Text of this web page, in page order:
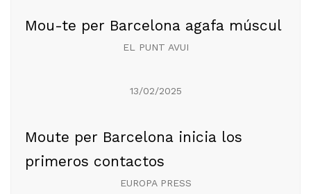
Mou-te per Barcelona agafa múscul
EL PUNT AVUI
13/02/2025
Moute per Barcelona inicia los
primeros contactos
EUROPA PRESS